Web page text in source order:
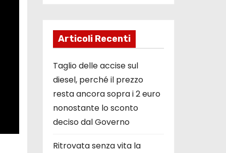
Articoli Recenti
Taglio delle accise sul
diesel, perché il prezzo
resta ancora sopra i 2 euro
nonostante lo sconto
deciso dal Governo
Ritrovata senza vita la